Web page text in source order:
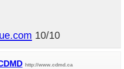
10/10
http://www.cdmd.ca